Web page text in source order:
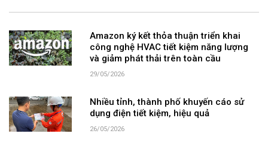
Amazon ký kết thỏa thuận triển khai
công nghệ HVAC tiết kiệm năng lượng
và giảm phát thải trên toàn cầu
29/05/2026
Nhiều tỉnh, thành phố khuyến cáo sử
dụng điện tiết kiệm, hiệu quả
26/05/2026